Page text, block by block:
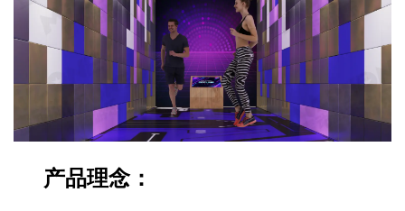
产品理念：